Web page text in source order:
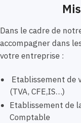
Dans le cadre de
accompagner dans
votre entreprise :
Etablissement de
(TVA, CFE,IS…)
Etablissement de
Comptable